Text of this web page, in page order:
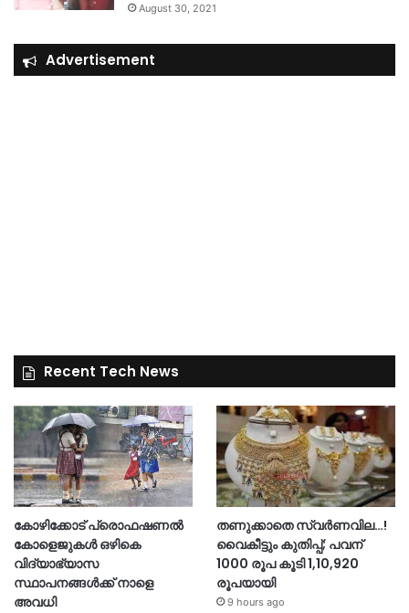
August 30, 2021
Advertisement
Recent Tech News
കോഴിക്കോട് പ്രൊഫഷണൽ
കോളെജുകൾ ഒഴികെ
വിദ്യാഭ്യാസ
സ്ഥാപനങ്ങൾക്ക് നാളെ
അവധി
തണുക്കാതെ സ്വർണവില…!
വൈകീട്ടും കുതിപ്പ്; പവന്
1000 രൂപ കൂടി 1,10,920
രൂപയായി
9 hours ago